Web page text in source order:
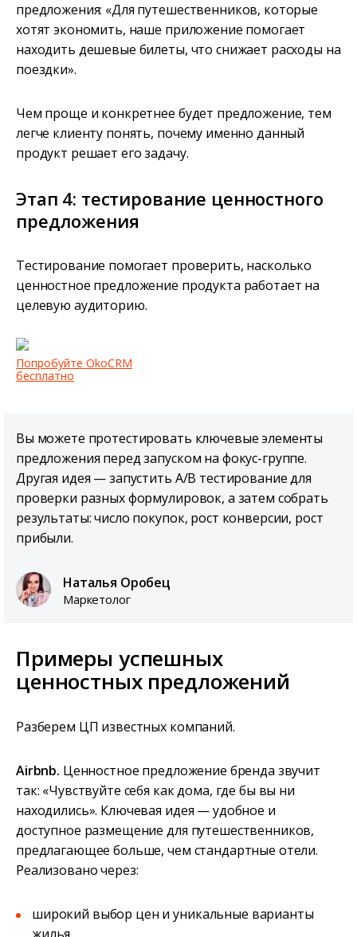
предложения: «Для путешественников, которые
хотят экономить, наше приложение помогает
находить дешевые билеты, что снижает расходы на
поездки».
Чем проще и конкретнее будет предложение, тем
легче клиенту понять, почему именно данный
продукт решает его задачу.
Этап 4: тестирование ценностного
предложения
Тестирование помогает проверить, насколько
ценностное предложение продукта работает на
целевую аудиторию.
Попробуйте OkoCRM
бесплатно
Вы можете протестировать ключевые элементы
предложения перед запуском на фокус-группе.
Другая идея — запустить A/B тестирование для
проверки разных формулировок, а затем собрать
результаты: число покупок, рост конверсии, рост
прибыли.
Наталья Оробец
Маркетолог
Примеры успешных
ценностных предложений
Разберем ЦП известных компаний.
Airbnb. Ценностное предложение бренда звучит
так: «Чувствуйте себя как дома, где бы вы ни
находились». Ключевая идея — удобное и
доступное размещение для путешественников,
предлагающее больше, чем стандартные отели.
Реализовано через:
широкий выбор цен и уникальные варианты